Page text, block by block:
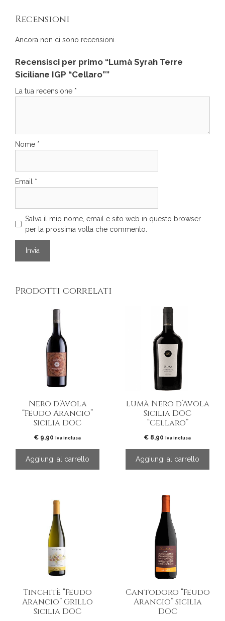
Recensioni
Ancora non ci sono recensioni.
Recensisci per primo “Lumà Syrah Terre
Siciliane IGP “Cellaro””
La tua recensione *
Nome *
Email *
Salva il mio nome, email e sito web in questo browser
per la prossima volta che commento.
Prodotti correlati
Nero d’Avola
“Feudo Arancio”
Sicilia DOC
€ 9,90 Iva inclusa
Aggiungi al carrello
Lumà Nero d’Avola
Sicilia DOC
“Cellaro”
€ 8,90 Iva inclusa
Aggiungi al carrello
Tinchitè “Feudo
Arancio” Grillo
Sicilia DOC
Cantodoro “Feudo
Arancio” Sicilia
DOC